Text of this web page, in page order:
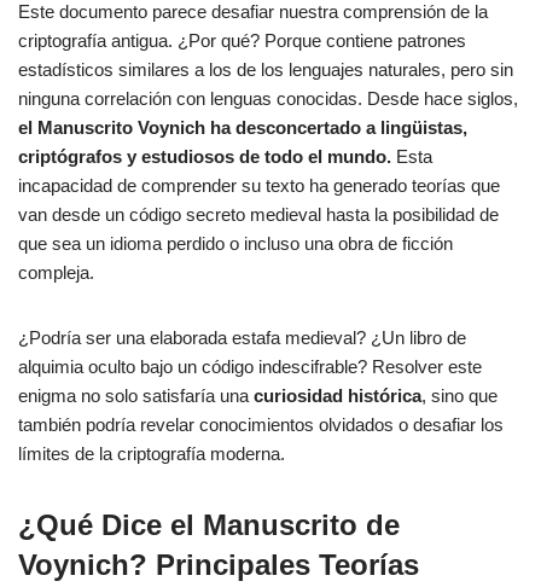
Este documento parece desafiar nuestra comprensión de la
criptografía antigua. ¿Por qué? Porque contiene patrones
estadísticos similares a los de los lenguajes naturales, pero sin
ninguna correlación con lenguas conocidas. Desde hace siglos,
el Manuscrito Voynich ha desconcertado a lingüistas,
criptógrafos y estudiosos de todo el mundo. Esta
incapacidad de comprender su texto ha generado teorías que
van desde un código secreto medieval hasta la posibilidad de
que sea un idioma perdido o incluso una obra de ficción
compleja.
¿Podría ser una elaborada estafa medieval? ¿Un libro de
alquimia oculto bajo un código indescifrable? Resolver este
enigma no solo satisfaría una curiosidad histórica, sino que
también podría revelar conocimientos olvidados o desafiar los
límites de la criptografía moderna.
¿Qué Dice el Manuscrito de
Voynich? Principales Teorías